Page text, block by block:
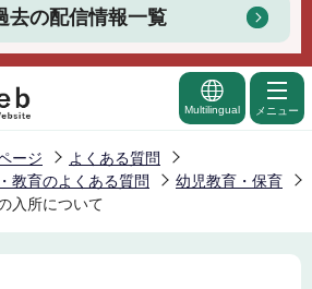
去の配信情報一覧
Multilingual メニュー
ージ
よくある質問
教育のよくある質問
幼児教育・保育
入所について